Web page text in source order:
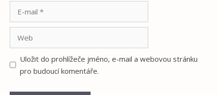
Uložit do prohlížeče jméno, e-mail a webovou stránku
pro budoucí komentáře.